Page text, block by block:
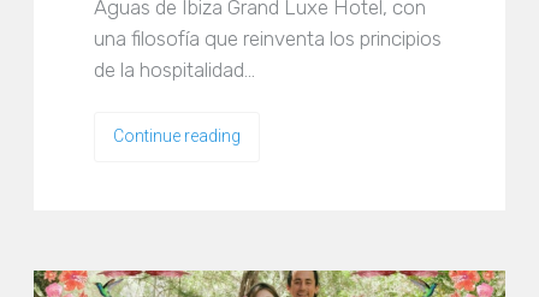
Aguas de Ibiza Grand Luxe Hotel, con
una filosofía que reinventa los principios
de la hospitalidad…
Continue reading